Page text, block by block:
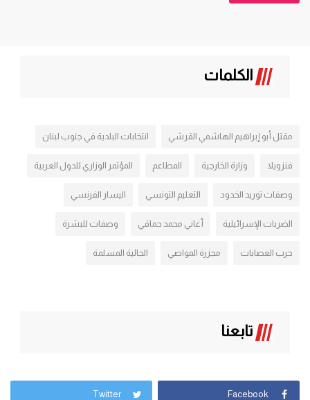
الكلمات
مقتل أبو إبراهيم الهاشمي القرشي انتخابات البلدية في جنوب لبنان
فنزويلا وزارة الخارجية المطاعم المؤتمر الوزاري للدول العربية
وصفات توريد الخدود التعليم التونسي اليسار الفرنسي
الضربات الإسرائيلية أغاني محمد حماقي وصفات للبشرة
حرب العصابات مجزرة المواصي الجالية المسلمة
تابعنا
Facebook
Twitter